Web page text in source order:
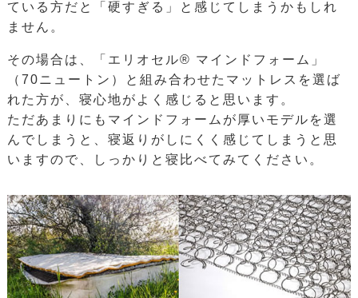
ている方だと「硬すぎる」と感じてしまうかもしれ
ません。
その場合は、「エリオセル® マインドフォーム」
（70ニュートン）と組み合わせたマットレスを選ば
れた方が、寝心地がよく感じると思います。
ただあまりにもマインドフォームが厚いモデルを選
んでしまうと、寝返りがしにくく感じてしまうと思
いますので、しっかりと寝比べてみてください。